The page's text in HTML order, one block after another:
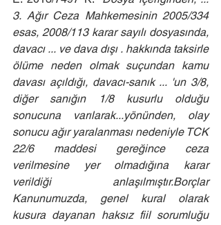
3. Ağır Ceza Mahkemesinin 2005/334
esas, 2008/113 karar sayılı dosyasında,
davacı ... ve dava dışı . hakkında taksirle
ölüme neden olmak suçundan kamu
davası açıldığı, davacı-sanık ... 'un 3/8,
diğer sanığın 1/8 kusurlu olduğu
sonucuna varılarak...yönünden, olay
sonucu ağır yaralanması nedeniyle TCK
22/6 maddesi gereğince ceza
verilmesine yer olmadığına karar
verildiği anlaşılmıştır.Borçlar
Kanunumuzda, genel kural olarak
kusura dayanan haksız fiil sorumluğu